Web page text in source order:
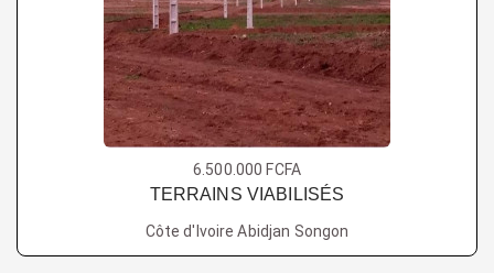
6.500.000 FCFA
TERRAINS VIABILISÉS
Côte d'Ivoire Abidjan Songon